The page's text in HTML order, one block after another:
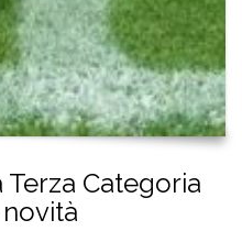
Categoria